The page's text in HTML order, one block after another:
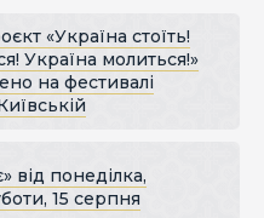
«Україна стоїть!
Україна молиться!»
на фестивалі
від понеділка,
15 серпня